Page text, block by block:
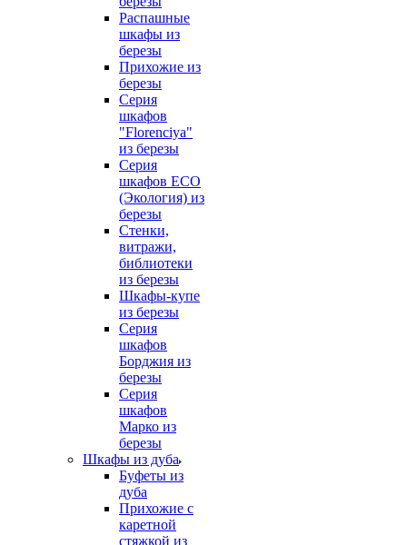
Распашные
шкафы из
березы
Прихожие из
березы
Серия
шкафов
"Florenciya"
из березы
Серия
шкафов ECO
(Экология) из
березы
Стенки,
витражи,
библиотеки
из березы
Шкафы-купе
из березы
Серия
шкафов
Борджия из
березы
Серия
шкафов
Марко из
березы
Шкафы из дуба
Буфеты из
дуба
Прихожие с
каретной
стяжкой из